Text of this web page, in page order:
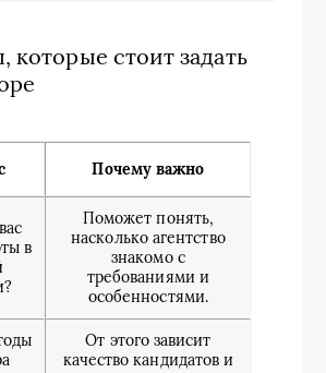
которые стоит задать
Почему важно
в
Поможет понять,
насколько агентство
знакомо с
требованиями и
особенностями.
От этого зависит
качество кандидатов и